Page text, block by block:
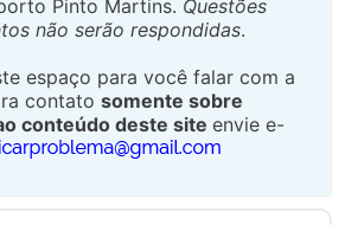
Pinto Martins. Questões
não serão respondidas.
espaço para você falar com a
contatosomente sobre
conteúdo deste siteenvie e-